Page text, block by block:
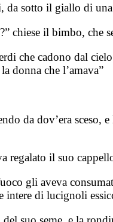
da sotto il giallo di
chiese il bimbo, che
che cadono dal
donna che l’amava”
da dov’era
regalato il suo
gli aveva
intere di lucignoli